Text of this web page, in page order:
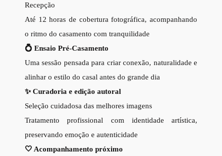
Recepção
Até 12 horas de cobertura fotográfica, acompanhando
o ritmo do casamento com tranquilidade
💍 Ensaio Pré-Casamento
Uma sessão pensada para criar conexão, naturalidade e
alinhar o estilo do casal antes do grande dia
✨ Curadoria e edição autoral
Seleção cuidadosa das melhores imagens
Tratamento profissional com identidade artística,
preservando emoção e autenticidade
🤍 Acompanhamento próximo